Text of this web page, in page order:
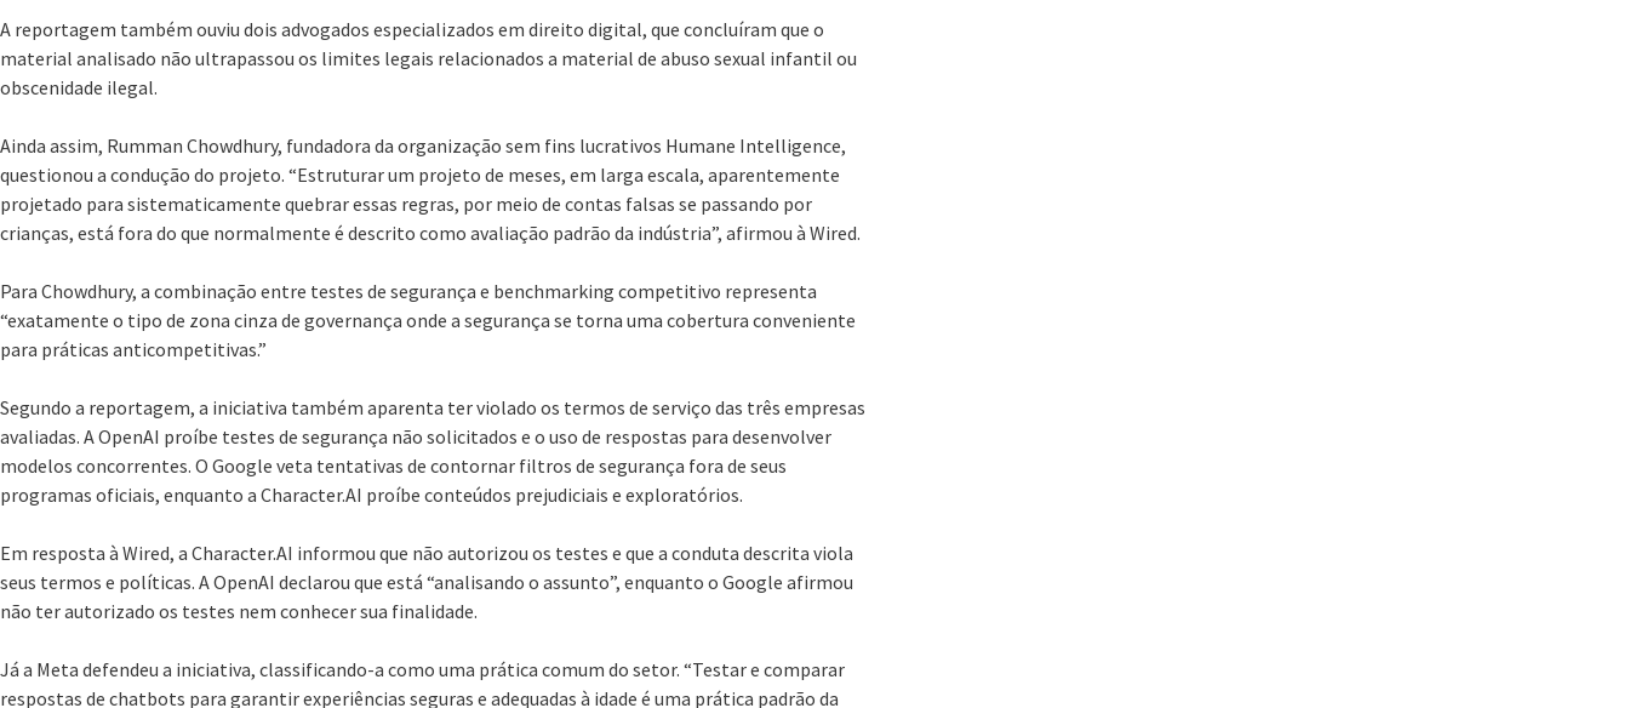
A reportagem também ouviu dois advogados especializados em direito digital, que concluíram que o
material analisado não ultrapassou os limites legais relacionados a material de abuso sexual infantil ou
obscenidade ilegal.
Ainda assim, Rumman Chowdhury, fundadora da organização sem fins lucrativos Humane Intelligence,
questionou a condução do projeto. “Estruturar um projeto de meses, em larga escala, aparentemente
projetado para sistematicamente quebrar essas regras, por meio de contas falsas se passando por
crianças, está fora do que normalmente é descrito como avaliação padrão da indústria”, afirmou à Wired.
Para Chowdhury, a combinação entre testes de segurança e benchmarking competitivo representa
“exatamente o tipo de zona cinza de governança onde a segurança se torna uma cobertura conveniente
para práticas anticompetitivas.”
Segundo a reportagem, a iniciativa também aparenta ter violado os termos de serviço das três empresas
avaliadas. A OpenAI proíbe testes de segurança não solicitados e o uso de respostas para desenvolver
modelos concorrentes. O Google veta tentativas de contornar filtros de segurança fora de seus
programas oficiais, enquanto a Character.AI proíbe conteúdos prejudiciais e exploratórios.
Em resposta à Wired, a Character.AI informou que não autorizou os testes e que a conduta descrita viola
seus termos e políticas. A OpenAI declarou que está “analisando o assunto”, enquanto o Google afirmou
não ter autorizado os testes nem conhecer sua finalidade.
Já a Meta defendeu a iniciativa, classificando-a como uma prática comum do setor. “Testar e comparar
respostas de chatbots para garantir experiências seguras e adequadas à idade é uma prática padrão da